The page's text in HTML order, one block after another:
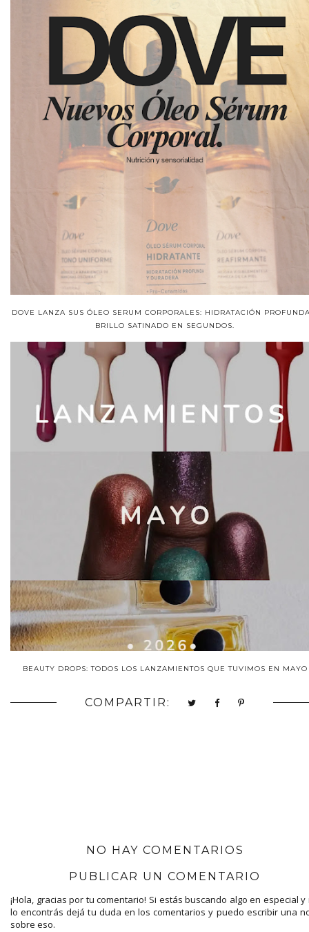
DOVE LANZA SUS ÓLEO SERUM CORPORALES: HIDRATACIÓN
BRILLO SATINADO EN SEGUNDOS.
BEAUTY DROPS: TODOS LOS LANZAMIENTOS QUE TUVIMOS EN MAYO
COMPARTIR:
NO HAY COMENTARIOS
PUBLICAR UN COMENTARIO
¡Hola, gracias por tu comentario! Si estás buscando algo en especial y
lo encontrás dejá tu duda en los comentarios y puedo escribir una
sobre eso.